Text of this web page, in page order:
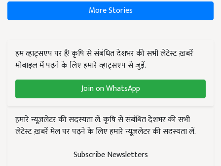
More Stories
हम व्हाट्सएप पर हैं! कृषि से संबंधित देशभर की सभी लेटेस्ट ख़बरें
मोबाइल में पढ़ने के लिए हमारे व्हाट्सएप से जुड़ें.
Join on WhatsApp
हमारे न्यूज़लेटर की सदस्यता लें. कृषि से संबंधित देशभर की सभी
लेटेस्ट ख़बरें मेल पर पढ़ने के लिए हमारे न्यूज़लेटर की सदस्यता लें.
Subscribe Newsletters